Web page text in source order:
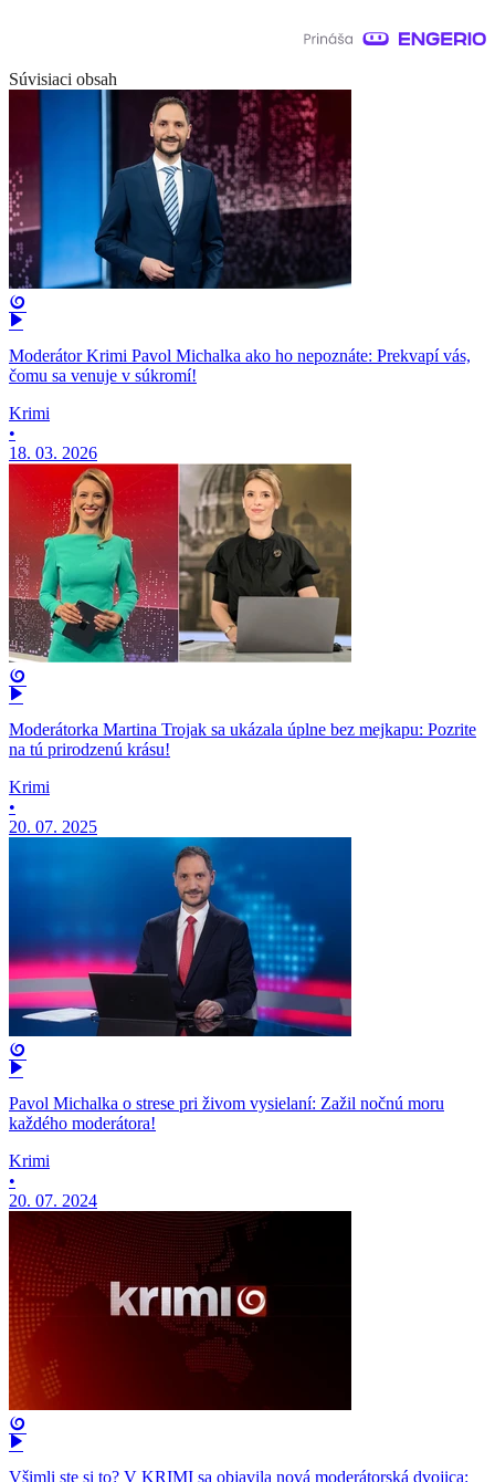
Súvisiaci obsah
Moderátor Krimi Pavol Michalka ako ho nepoznáte: Prekvapí vás,
čomu sa venuje v súkromí!
Krimi
•
18. 03. 2026
Moderátorka Martina Trojak sa ukázala úplne bez mejkapu: Pozrite
na tú prirodzenú krásu!
Krimi
•
20. 07. 2025
Pavol Michalka o strese pri živom vysielaní: Zažil nočnú moru
každého moderátora!
Krimi
•
20. 07. 2024
Všimli ste si to? V KRIMI sa objavila nová moderátorská dvojica: